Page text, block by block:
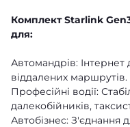
Комплект Starlink
для:
Автомандрів: Інтернет
віддалених маршрутів.
Професійні водії:
далекобійників,
Автобізнес: З'єднання